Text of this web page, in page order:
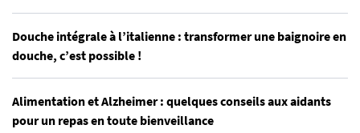
Douche intégrale à l’italienne : transformer une baignoire en
douche, c’est possible !
Alimentation et Alzheimer : quelques conseils aux aidants
pour un repas en toute bienveillance